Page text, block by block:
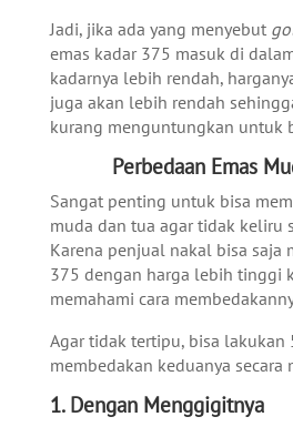
Jadi, jika ada yang menyebut
emas kadar 375 masuk di
kadarnya lebih rendah,
juga akan lebih rendah
kurang menguntungkan untuk
Perbedaan Emas
Sangat penting untuk bisa
muda dan tua agar tidak keliru
Karena penjual nakal bisa saja
375 dengan harga lebih tinggi
memahami cara
Agar tidak tertipu, bisa lakukan
membedakan keduanya secara
1. Dengan Menggigitnya